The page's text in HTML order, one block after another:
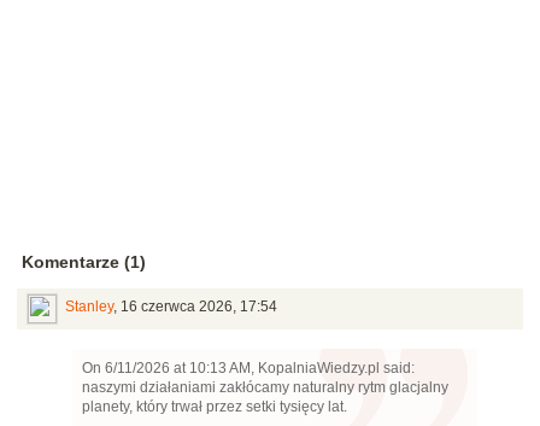
Komentarze (1)
Stanley, 16 czerwca 2026, 17:54
On 6/11/2026 at 10:13 AM, KopalniaWiedzy.pl said:
naszymi działaniami zakłócamy naturalny rytm glacjalny
planety, który trwał przez setki tysięcy lat.